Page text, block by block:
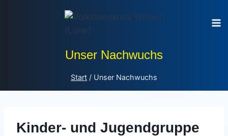
Unser Nachwuchs
Start / Unser Nachwuchs
Kinder- und Jugendgruppe